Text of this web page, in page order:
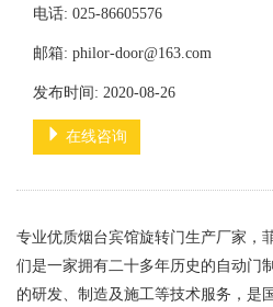
电话: 025-86605576
邮箱: philor-door@163.com
发布时间: 2020-08-26
在线咨询
专业优质烟台宾馆旋转门生产厂家，
们是一家拥有二十多年历史的自动门
的研发、制造及施工等技术服务，是